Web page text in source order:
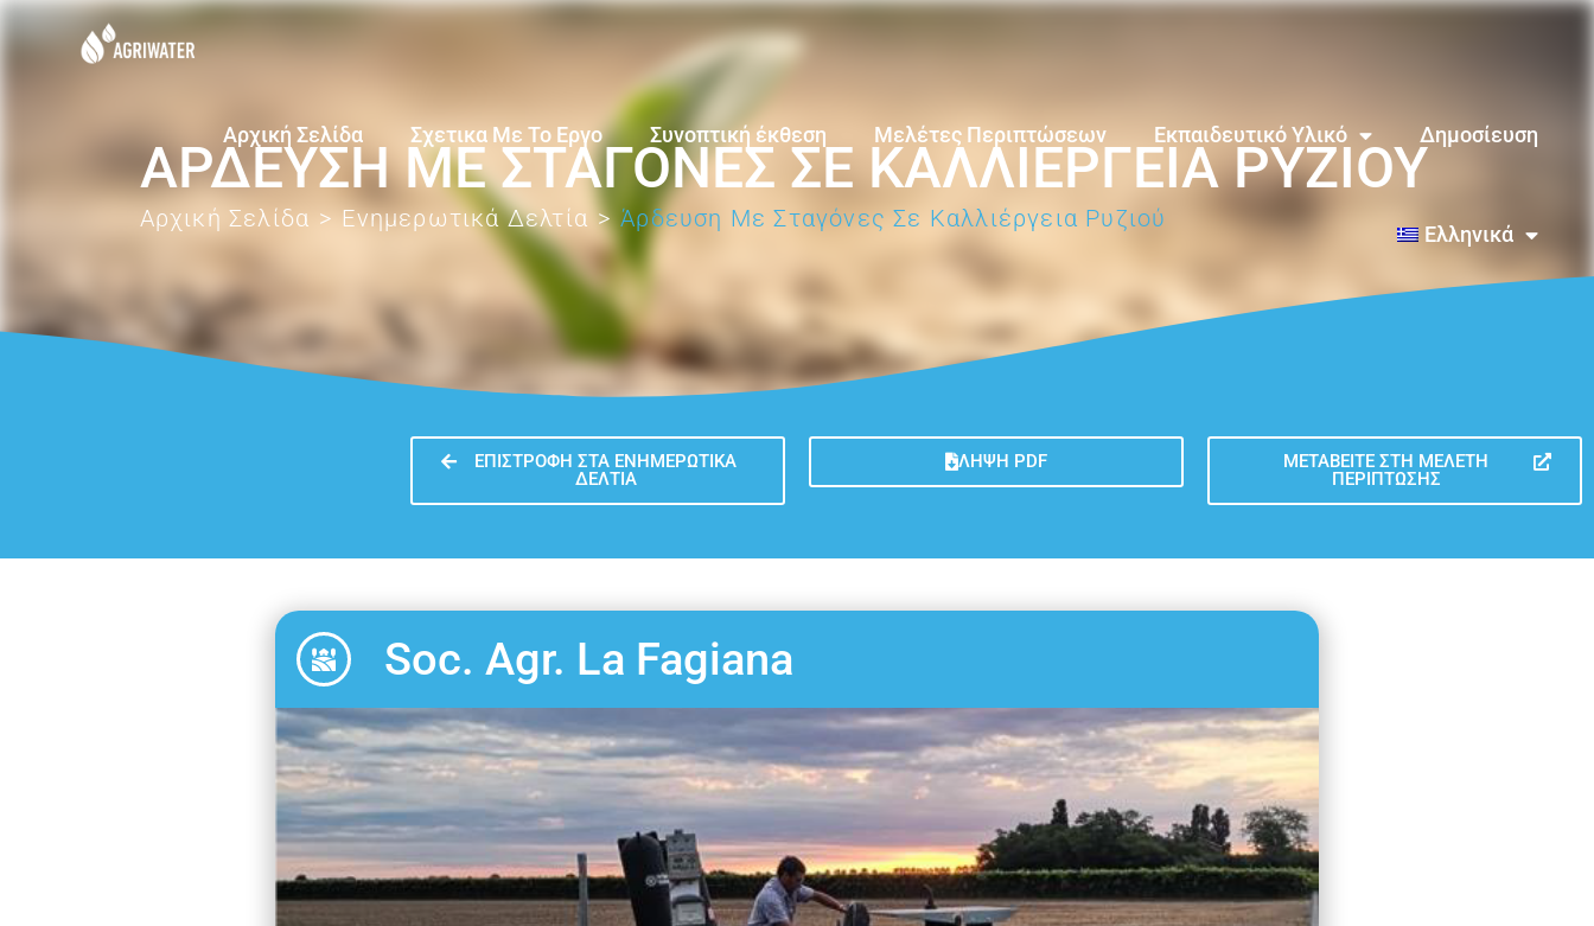
Αρχική Σελίδα Σχετικα Με Το Εργο Συνοπτική έκθεση Μελέτες Περιπτώσεων Εκπαιδευτικό Υλικό Δημοσίευση
Ελληνικά
ΆΡΔΕΥΣΗ ΜΕ ΣΤΑΓΌΝΕΣ ΣΕ ΚΑΛΛΙΈΡΓΕΙΑ ΡΥΖΙΟΎ
Αρχική Σελίδα > Ενημερωτικά Δελτία > Άρδευση Με Σταγόνες Σε Καλλιέργεια Ρυζιού
ΕΠΙΣΤΡΟΦΉ ΣΤΑ ΕΝΗΜΕΡΩΤΙΚΆ
ΔΕΛΤΊΑ
ΛΉΨΗ PDF
ΜΕΤΑΒΕΊΤΕ ΣΤΗ ΜΕΛΈΤΗ
ΠΕΡΊΠΤΩΣΗΣ
Soc. Agr. La Fagiana